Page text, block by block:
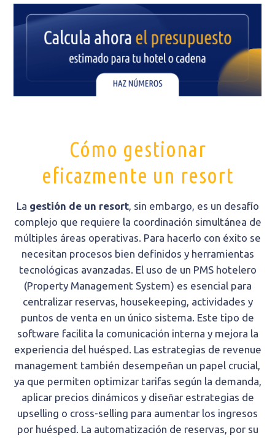
Cómo gestionar
eficazmente un resort
La gestión de un resort, sin embargo, es un desafío
complejo que requiere la coordinación simultánea de
múltiples áreas operativas. Para hacerlo con éxito se
necesitan procesos bien definidos y herramientas
tecnológicas avanzadas. El uso de un PMS hotelero
(Property Management System) es esencial para
centralizar reservas, housekeeping, actividades y
puntos de venta en un único sistema. Este tipo de
software facilita la comunicación interna y mejora la
experiencia del huésped. Las estrategias de revenue
management también desempeñan un papel crucial,
ya que permiten optimizar tarifas según la demanda,
aplicar precios dinámicos y diseñar estrategias de
upselling o cross-selling para aumentar los ingresos
por huésped. La automatización de reservas, por su